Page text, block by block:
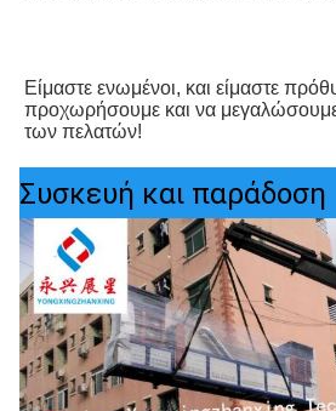
Είμαστε ενωμένοι, και είμαστε
προχωρήσουμε και να μεγαλώσουμε
των πελατών!
Συσκευή και παράδοση